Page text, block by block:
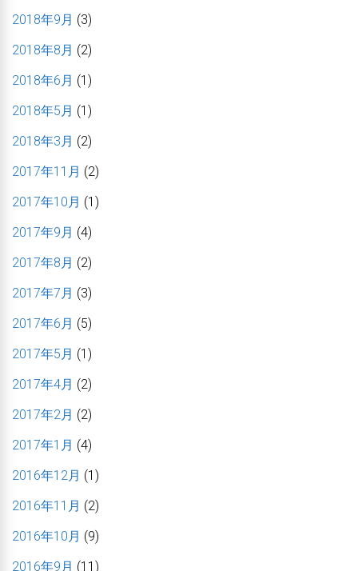
2018年9月 (3)
2018年8月 (2)
2018年6月 (1)
2018年5月 (1)
2018年3月 (2)
2017年11月 (2)
2017年10月 (1)
2017年9月 (4)
2017年8月 (2)
2017年7月 (3)
2017年6月 (5)
2017年5月 (1)
2017年4月 (2)
2017年2月 (2)
2017年1月 (4)
2016年12月 (1)
2016年11月 (2)
2016年10月 (9)
2016年9月 (11)